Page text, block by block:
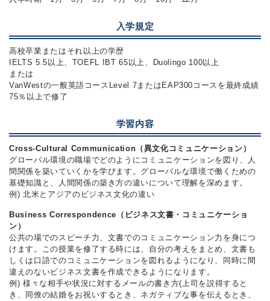
入学規定
高校卒業またはそれ以上の学歴
IELTS 5.5以上、TOEFL IBT 65以上、Duolingo 100以上
または
VanWestの一般英語コースLevel 7またはEAP300コースを最終成績
75％以上で修了
学習内容
Cross-Cultural Communication（異文化コミュニケーション）
グローバル環境の職場でどのようにコミュニケーションを図り、人
間関係を築いていくかを学びます。グローバルな環境で働くための
基礎知識と、人間関係の築き方の違いについて理解を深めます。
例) 北米とアジアのビジネス文化の違い
Business Correspondence（ビジネス文書・コミュニケーショ
ン）
公共の場でのスピーチ力、文書でのコミュニケーション力を身につ
けます。この授業を修了する時には、自分の考えをまとめ、文書も
しくは口語でのコミュニケーションを図れるようになり、同時に間
違えのないビジネス文書を作成できるようになります。
例) 様々な相手や状況に対するメールの書き方(上司を説得すると
き、同僚の結婚をお祝いするとき、ネガティブな事を伝えるとき、